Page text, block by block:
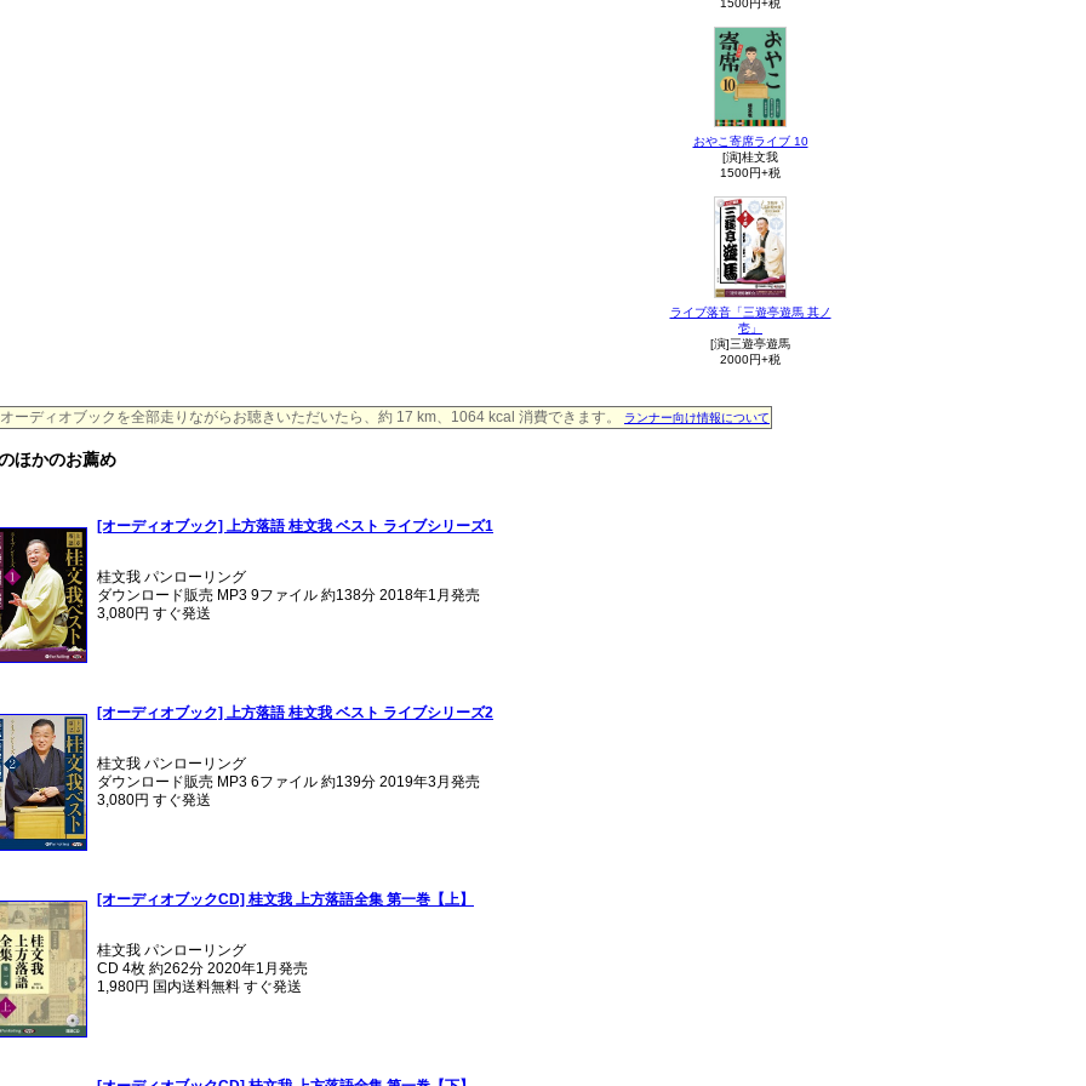
おやこ寄席ライブ 10
[演]桂文我
1500円+税
ライブ落音「三遊亭遊馬 其ノ
壱」
[演]三遊亭遊馬
2000円+税
ーディオブックを全部走りながらお聴きいただいたら、約 17 km、1064 kcal 消費できます。 ランナー向け情報について
ほかのお薦め
[オーディオブック] 上方落語 桂文我 ベスト ライブシリーズ1
桂文我 パンローリング
ダウンロード販売 MP3 9ファイル 約138分 2018年1月発売
3,080円 すぐ発送
[オーディオブック] 上方落語 桂文我 ベスト ライブシリーズ2
桂文我 パンローリング
ダウンロード販売 MP3 6ファイル 約139分 2019年3月発売
3,080円 すぐ発送
[オーディオブックCD] 桂文我 上方落語全集 第一巻【上】
桂文我 パンローリング
CD 4枚 約262分 2020年1月発売
1,980円 国内送料無料 すぐ発送